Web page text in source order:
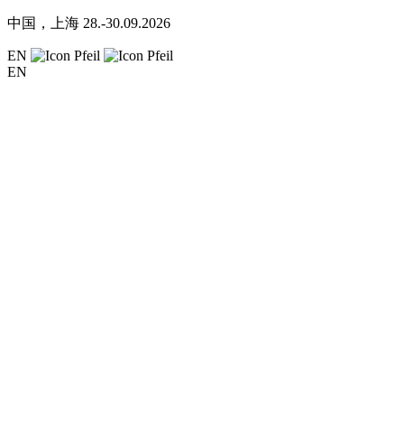
中国，上海 28.-30.09.2026
EN
EN